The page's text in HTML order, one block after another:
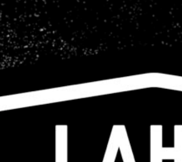
31.7.-2.8.
Tampereella
Koripallon kansainvälinen
turnaus Delfin Basket pelataan
Järjestyksessään 39. turnaus
kerää yhteen 200 joukkuetta ja
tuhansia koripallon ystäviä niin